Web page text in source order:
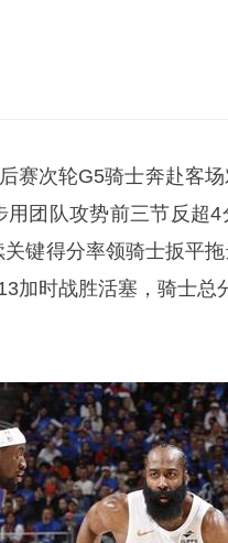
赛次轮G5骑士奔赴客
团队攻势前三节反超
键得分率领骑士扳平
加时战胜活塞，骑士总